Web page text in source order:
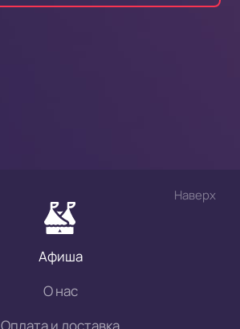
Наверх
Афиша
О нас